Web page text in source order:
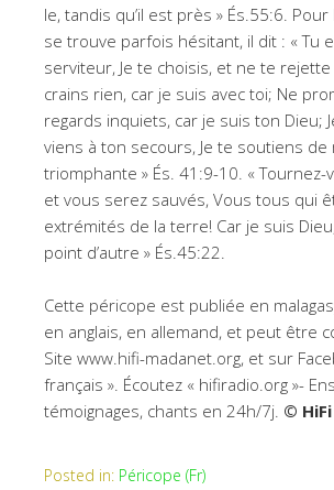
le, tandis qu’il est près » És.55:6.
se trouve parfois hésitant, il dit : « Tu
serviteur, Je te choisis, et ne te rejette
crains rien, car je suis avec toi; Ne
regards inquiets, car je suis ton Dieu;
viens à ton secours, Je te soutiens de
triomphante » És. 41:9-10. « Tournez-
et vous serez sauvés, Vous tous qui
extrémités de la terre! Car je suis
point d’autre » És.45:22.
Cette péricope est publiée en
en anglais, en allemand, et peut être
Site www.hifi-madanet.org, et sur
français ». Écoutez « hifiradio.org »-
témoignages, chants en 24h/7j. ©
Posted in: Péricope (Fr)